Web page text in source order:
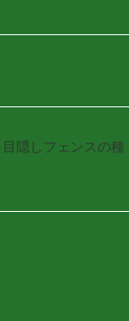
隠しフェンスの種